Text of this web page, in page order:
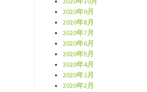
2020年9月
2020年8月
2020年7月
2020年6月
2020年5月
2020年4月
2020年3月
2020年2月